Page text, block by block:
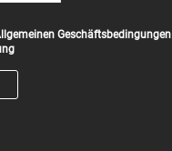
Geschäftsbedingungen